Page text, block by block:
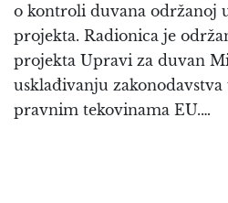
o kontroli duvana održanoj
projekta. Radionica je
projekta Upravi za duvan
usklađivanju zakonodavstva
pravnim tekovinama EU.…